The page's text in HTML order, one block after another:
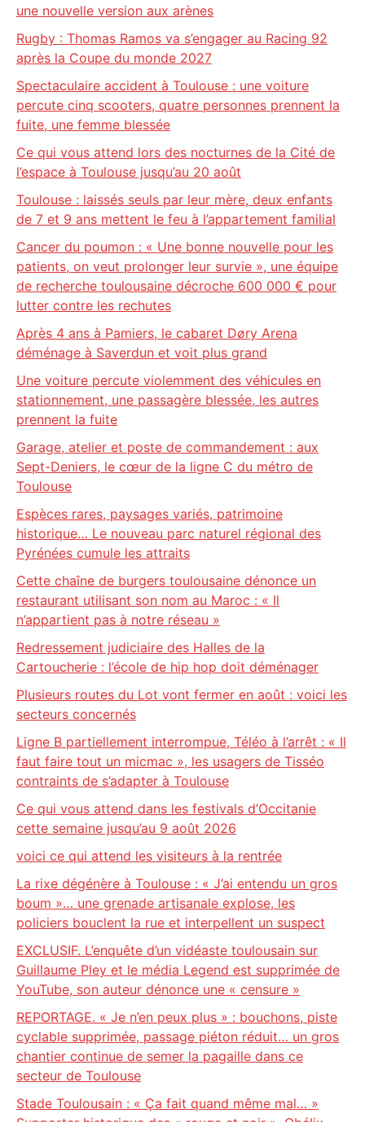
une nouvelle version aux arènes
Rugby : Thomas Ramos va s’engager au Racing 92
après la Coupe du monde 2027
Spectaculaire accident à Toulouse : une voiture
percute cinq scooters, quatre personnes prennent la
fuite, une femme blessée
Ce qui vous attend lors des nocturnes de la Cité de
l’espace à Toulouse jusqu’au 20 août
Toulouse : laissés seuls par leur mère, deux enfants
de 7 et 9 ans mettent le feu à l’appartement familial
Cancer du poumon : « Une bonne nouvelle pour les
patients, on veut prolonger leur survie », une équipe
de recherche toulousaine décroche 600 000 € pour
lutter contre les rechutes
Après 4 ans à Pamiers, le cabaret Døry Arena
déménage à Saverdun et voit plus grand
Une voiture percute violemment des véhicules en
stationnement, une passagère blessée, les autres
prennent la fuite
Garage, atelier et poste de commandement : aux
Sept-Deniers, le cœur de la ligne C du métro de
Toulouse
Espèces rares, paysages variés, patrimoine
historique… Le nouveau parc naturel régional des
Pyrénées cumule les attraits
Cette chaîne de burgers toulousaine dénonce un
restaurant utilisant son nom au Maroc : « Il
n’appartient pas à notre réseau »
Redressement judiciaire des Halles de la
Cartoucherie : l’école de hip hop doit déménager
Plusieurs routes du Lot vont fermer en août : voici les
secteurs concernés
Ligne B partiellement interrompue, Téléo à l’arrêt : « Il
faut faire tout un micmac », les usagers de Tisséo
contraints de s’adapter à Toulouse
Ce qui vous attend dans les festivals d’Occitanie
cette semaine jusqu’au 9 août 2026
voici ce qui attend les visiteurs à la rentrée
La rixe dégénère à Toulouse : « J’ai entendu un gros
boum »… une grenade artisanale explose, les
policiers bouclent la rue et interpellent un suspect
EXCLUSIF. L’enquête d’un vidéaste toulousain sur
Guillaume Pley et le média Legend est supprimée de
YouTube, son auteur dénonce une « censure »
REPORTAGE. « Je n’en peux plus » : bouchons, piste
cyclable supprimée, passage piéton réduit… un gros
chantier continue de semer la pagaille dans ce
secteur de Toulouse
Stade Toulousain : « Ça fait quand même mal… »